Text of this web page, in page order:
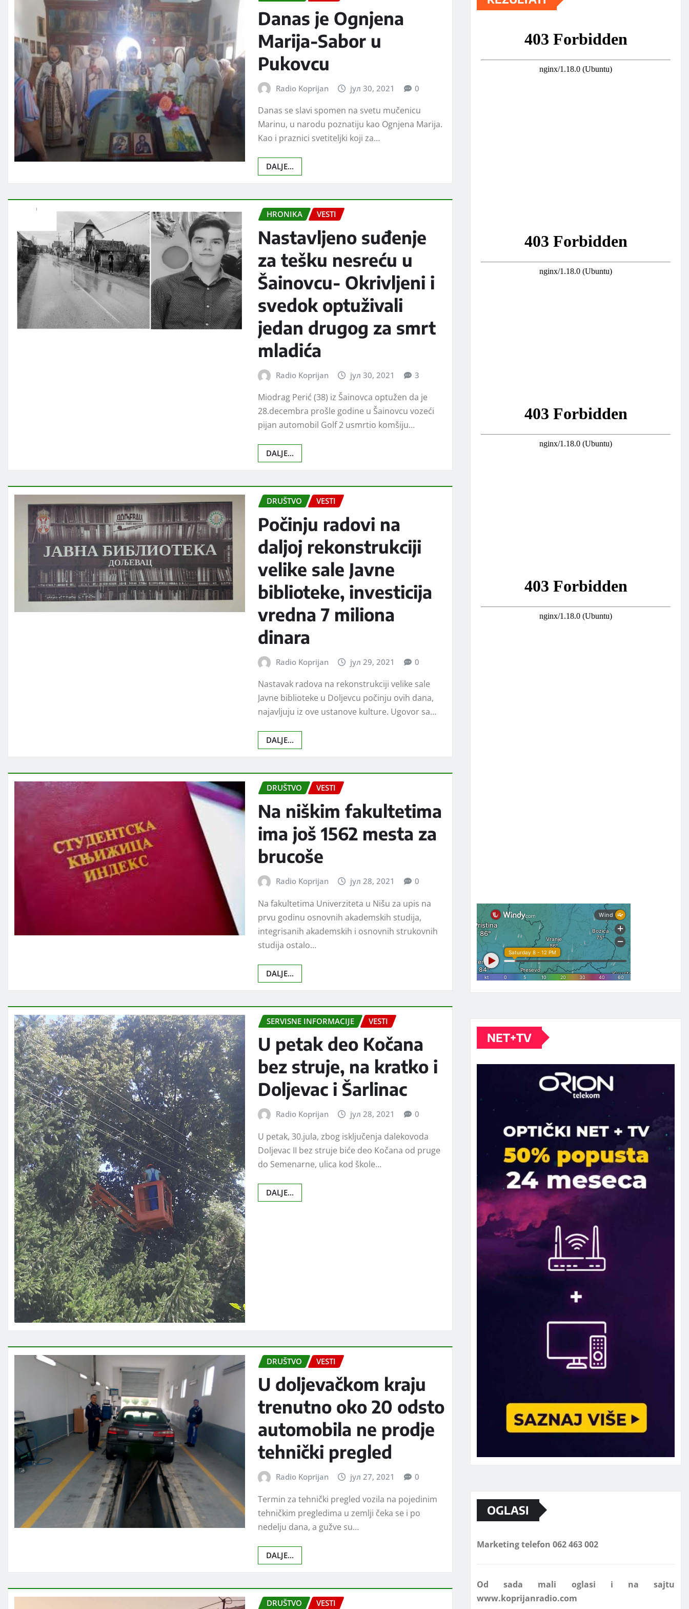
Danas je Ognjena
Marija-Sabor u
Pukovcu
Radio Koprijan јул 30, 2021 0
Danas se slavi spomen na svetu mučenicu
Marinu, u narodu poznatiju kao Ognjena Marija.
Kao i praznici svetiteljki koji za…
DALJE...
HRONIKA VESTI
Nastavljeno suđenje
za tešku nesreću u
Šainovcu- Okrivljeni i
svedok optuživali
jedan drugog za smrt
mladića
Radio Koprijan јул 30, 2021 3
Miodrag Perić (38) iz Šainovca optužen da je
28.decembra prošle godine u Šainovcu vozeći
pijan automobil Golf 2 usmrtio komšiju…
DALJE...
DRUŠTVO VESTI
Počinju radovi na
daljoj rekonstrukciji
velike sale Javne
biblioteke, investicija
vredna 7 miliona
dinara
Radio Koprijan јул 29, 2021 0
Nastavak radova na rekonstrukciji velike sale
Javne biblioteke u Doljevcu počinju ovih dana,
najavljuju iz ove ustanove kulture. Ugovor sa…
DALJE...
DRUŠTVO VESTI
Na niškim fakultetima
ima još 1562 mesta za
brucoše
Radio Koprijan јул 28, 2021 0
Na fakultetima Univerziteta u Nišu za upis na
prvu godinu osnovnih akademskih studija,
integrisanih akademskih i osnovnih strukovnih
studija ostalo…
DALJE...
SERVISNE INFORMACIJE VESTI
U petak deo Kočana
bez struje, na kratko i
Doljevac i Šarlinac
Radio Koprijan јул 28, 2021 0
U petak, 30.jula, zbog isključenja dalekovoda
Doljevac II bez struje biće deo Kočana od pruge
do Semenarne, ulica kod škole…
DALJE...
DRUŠTVO VESTI
U doljevačkom kraju
trenutno oko 20 odsto
automobila ne prodje
tehnički pregled
Radio Koprijan јул 27, 2021 0
Termin za tehnički pregled vozila na pojedinim
tehničkim pregledima u zemlji čeka se i po
nedelju dana, a gužve su…
DALJE...
DRUŠTVO VESTI
NET+TV
OGLASI
Marketing telefon 062 463 002